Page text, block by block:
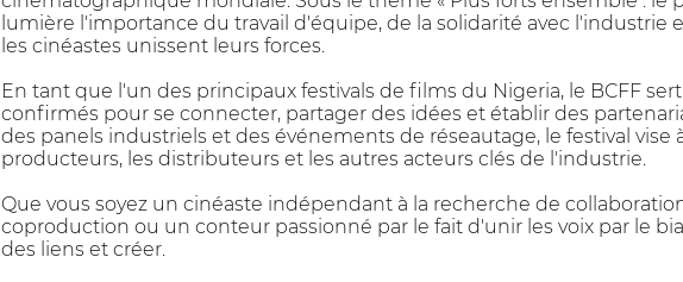
lumière l'importance du travail d'équipe, de la solidarité avec
les cinéastes unissent leurs forces.
En tant que l'un des principaux festivals de films du Nigeria, le BCFF
confirmés pour se connecter, partager des idées et établir des
des panels industriels et des événements de réseautage, le festival vise
producteurs, les distributeurs et les autres acteurs clés de l'industrie.
Que vous soyez un cinéaste indépendant à la recherche de
coproduction ou un conteur passionné par le fait d'unir les voix par le
des liens et créer.